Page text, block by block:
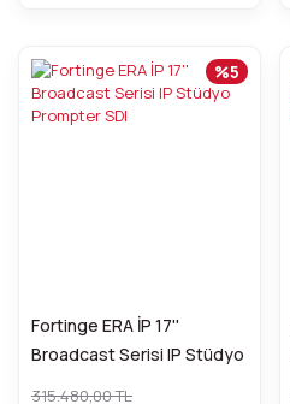
Fortinge ERA İP 17''
Broadcast Serisi IP Stüdyo
%5
315.480,00 TL